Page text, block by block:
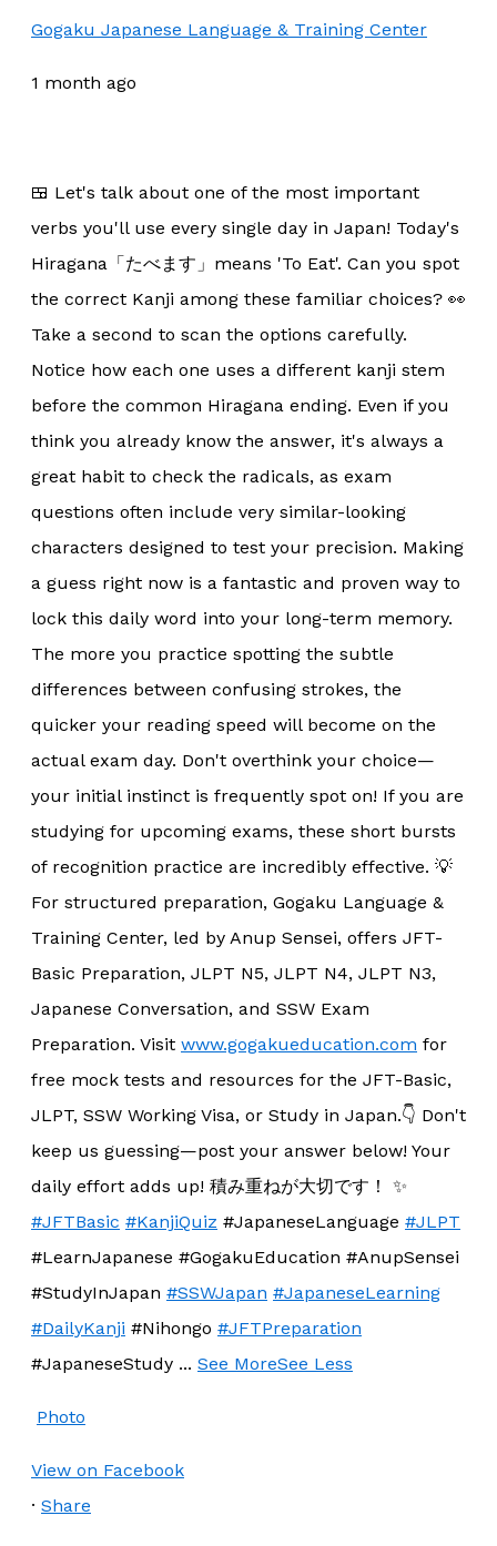
Gogaku Japanese Language & Training Center
1 month ago
🍱 Let's talk about one of the most important
verbs you'll use every single day in Japan! Today's
Hiragana「たべます」means 'To Eat'. Can you spot
the correct Kanji among these familiar choices? 👀
Take a second to scan the options carefully.
Notice how each one uses a different kanji stem
before the common Hiragana ending. Even if you
think you already know the answer, it's always a
great habit to check the radicals, as exam
questions often include very similar-looking
characters designed to test your precision. Making
a guess right now is a fantastic and proven way to
lock this daily word into your long-term memory.
The more you practice spotting the subtle
differences between confusing strokes, the
quicker your reading speed will become on the
actual exam day. Don't overthink your choice—
your initial instinct is frequently spot on! If you are
studying for upcoming exams, these short bursts
of recognition practice are incredibly effective. 💡
For structured preparation, Gogaku Language &
Training Center, led by Anup Sensei, offers JFT-
Basic Preparation, JLPT N5, JLPT N4, JLPT N3,
Japanese Conversation, and SSW Exam
Preparation. Visit www.gogakueducation.com for
free mock tests and resources for the JFT-Basic,
JLPT, SSW Working Visa, or Study in Japan.👇 Don't
keep us guessing—post your answer below! Your
daily effort adds up! 積み重ねが大切です！ ✨
#JFTBasic #KanjiQuiz #JapaneseLanguage #JLPT
#LearnJapanese #GogakuEducation #AnupSensei
#StudyInJapan #SSWJapan #JapaneseLearning
#DailyKanji #Nihongo #JFTPreparation
#JapaneseStudy ... See MoreSee Less
Photo
View on Facebook
· Share